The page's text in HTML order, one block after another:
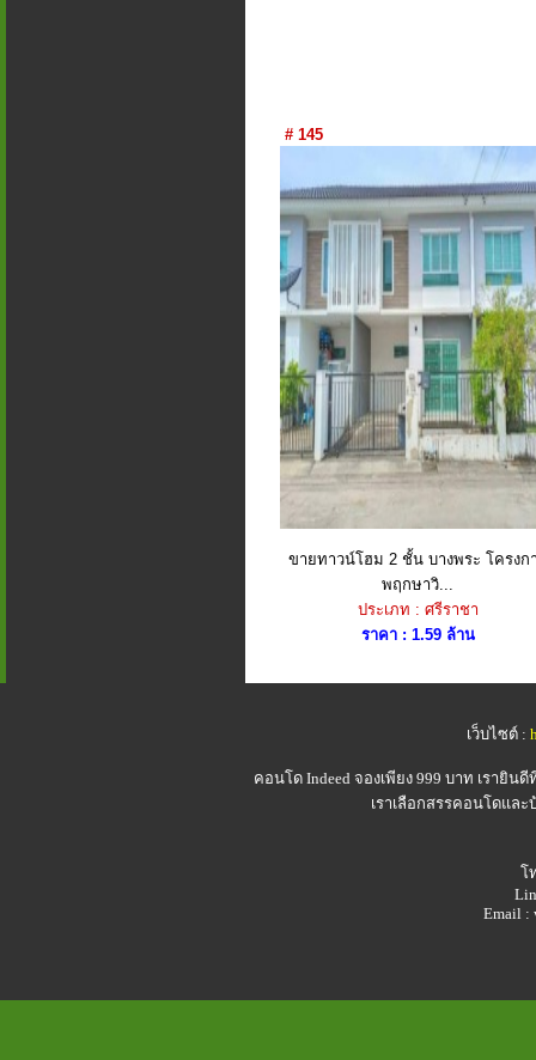
# 145
ขายทาวน์โฮม 2 ชั้น บางพระ โครงก
พฤกษาวิ...
ประเภท : ศรีราชา
ราคา : 1.59 ล้าน
เว็บไซต์ :
คอนโด Indeedจองเพียง 999 บาท เรายิน
เราเลือกสรรคอนโดแล
โ
Email :